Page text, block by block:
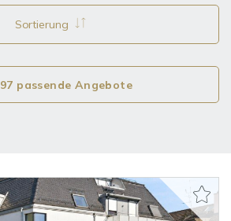
Sortierung
97 passende Angebote